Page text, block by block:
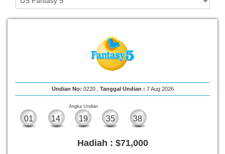
Undian No: 0220 , Tanggal Undian : 7 Aug 2026
Angka Undian
01 14 19 35 38
Hadiah : $71,000